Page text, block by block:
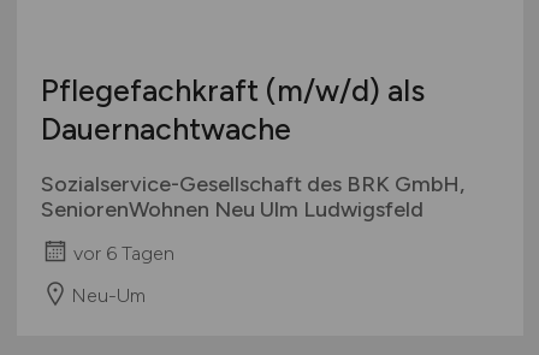
Pflegefachkraft (m/w/d) als
Dauernachtwache
Sozialservice-Gesellschaft des BRK GmbH,
SeniorenWohnen Neu Ulm Ludwigsfeld
vor 6 Tagen
Neu-Um